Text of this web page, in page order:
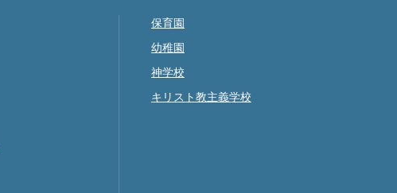
保育園
幼稚園
神学校
キリスト教主義学校